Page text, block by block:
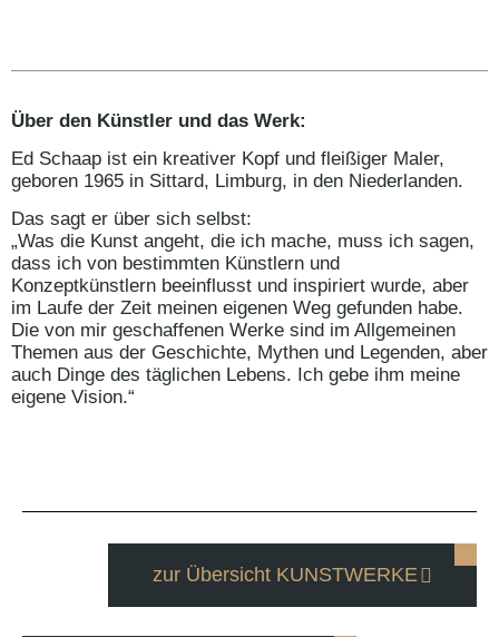
Über den Künstler und das Werk:
Ed Schaap ist ein kreativer Kopf und fleißiger Maler,
geboren 1965 in Sittard, Limburg, in den Niederlanden.
Das sagt er über sich selbst:
„Was die Kunst angeht, die ich mache, muss ich sagen,
dass ich von bestimmten Künstlern und
Konzeptkünstlern beeinflusst und inspiriert wurde, aber
im Laufe der Zeit meinen eigenen Weg gefunden habe.
Die von mir geschaffenen Werke sind im Allgemeinen
Themen aus der Geschichte, Mythen und Legenden, aber
auch Dinge des täglichen Lebens. Ich gebe ihm meine
eigene Vision.“
zur Übersicht KUNSTWERKE